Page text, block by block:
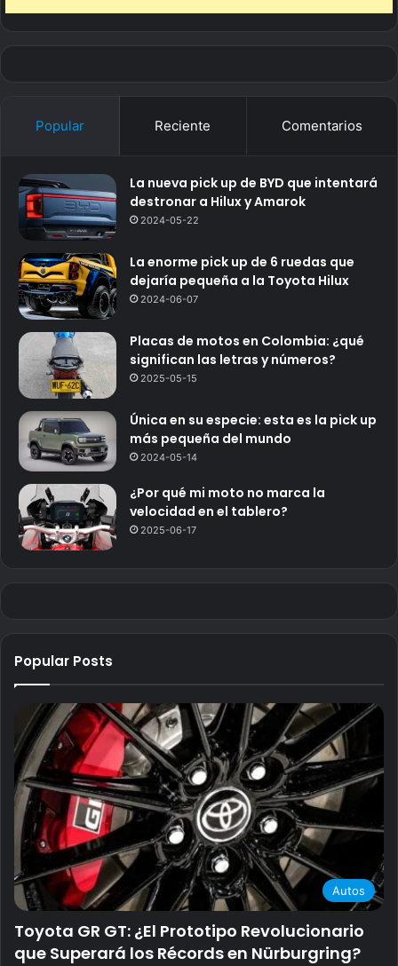
Popular Reciente Comentarios
La nueva pick up de BYD que intentará
destronar a Hilux y Amarok
2024-05-22
La enorme pick up de 6 ruedas que
dejaría pequeña a la Toyota Hilux
2024-06-07
Placas de motos en Colombia: ¿qué
significan las letras y números?
2025-05-15
Única en su especie: esta es la pick up
más pequeña del mundo
2024-05-14
¿Por qué mi moto no marca la
velocidad en el tablero?
2025-06-17
Popular Posts
Autos
Toyota GR GT: ¿El Prototipo Revolucionario
que Superará los Récords en Nürburgring?